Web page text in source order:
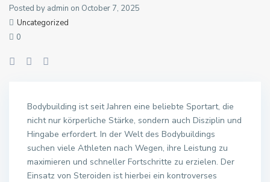
Posted by admin on October 7, 2025
Uncategorized
0
Bodybuilding ist seit Jahren eine beliebte Sportart, die
nicht nur körperliche Stärke, sondern auch Disziplin und
Hingabe erfordert. In der Welt des Bodybuildings
suchen viele Athleten nach Wegen, ihre Leistung zu
maximieren und schneller Fortschritte zu erzielen. Der
Einsatz von Steroiden ist hierbei ein kontroverses